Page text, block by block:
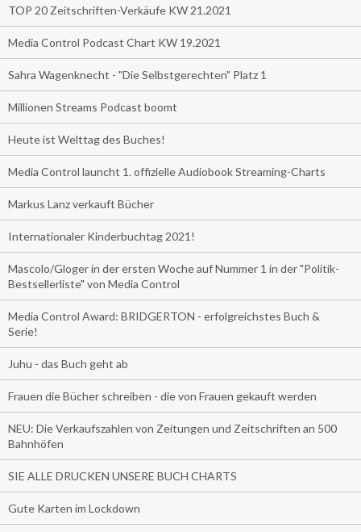
TOP 20 Zeitschriften-Verkäufe KW 21.2021
Media Control Podcast Chart KW 19.2021
Sahra Wagenknecht - "Die Selbstgerechten" Platz 1
Millionen Streams Podcast boomt
Heute ist Welttag des Buches!
Media Control launcht 1. offizielle Audiobook Streaming-Charts
Markus Lanz verkauft Bücher
Internationaler Kinderbuchtag 2021!
Mascolo/Gloger in der ersten Woche auf Nummer 1 in der "Politik-
Bestsellerliste" von Media Control
Media Control Award: BRIDGERTON - erfolgreichstes Buch &
Serie!
Juhu - das Buch geht ab
Frauen die Bücher schreiben - die von Frauen gekauft werden
NEU: Die Verkaufszahlen von Zeitungen und Zeitschriften an 500
Bahnhöfen
SIE ALLE DRUCKEN UNSERE BUCH CHARTS
Gute Karten im Lockdown